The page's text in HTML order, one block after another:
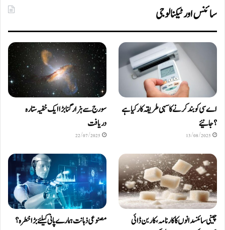
سائنس اور ٹیکنالوجی
اے سی کو بند کرنے کا سہی طریقہ کار کیا ہے
؟ جانیئے
13/08/2025
سورج سے ہزار گنا بڑا ایک خفیہ ستارہ
دریافت
22/07/2025
چینی سائنسدانوں کا کارنامہ، کاربن ڈائی
مصنوعی ذہانت ہمارے پانی کیلئے بڑا خطرہ؟